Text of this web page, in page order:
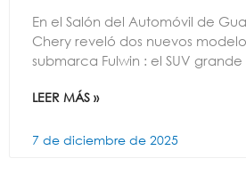
En el Salón del Automóvil de
Chery reveló dos nuevos
submarca Fulwin : el SUV
LEER MÁS »
7 de diciembre de 2025